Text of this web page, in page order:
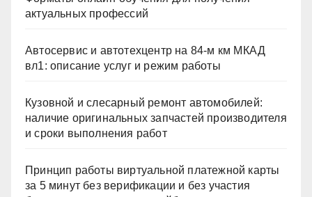
актуальных профессий
Автосервис и автотехцентр на 84-м км МКАД
вл1: описание услуг и режим работы
Кузовной и слесарный ремонт автомобилей:
наличие оригинальных запчастей производителя
и сроки выполнения работ
Принцип работы виртуальной платежной карты
за 5 минут без верификации и без участия